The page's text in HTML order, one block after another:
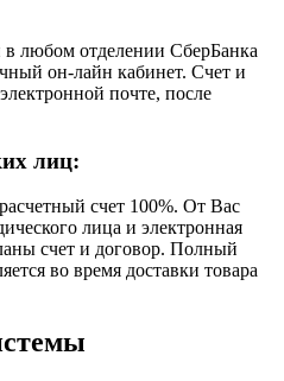
отделении СберБанка
он-лайн кабинет. Счет и
почте, после
лиц:
счет 100%. От Вас
лица и электронная
счет и договор. Полный
во время доставки товара